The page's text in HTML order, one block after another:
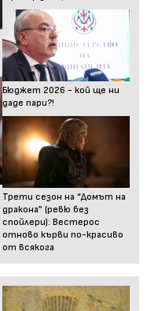
Бюджет 2026 - кой ще ни
даде пари?!
Трети сезон на “Домът на
дракона” (ревю без
спойлери): Вестерос
отново кърви по-красиво
от всякога